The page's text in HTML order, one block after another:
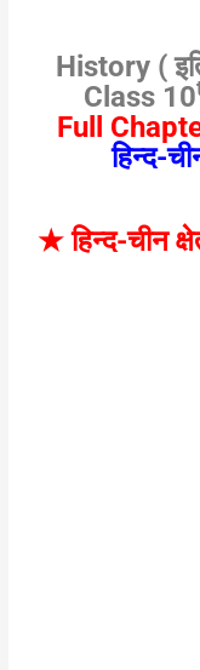
History (
Class 10
Full
हिन्द-
★ हिन्द-चीन